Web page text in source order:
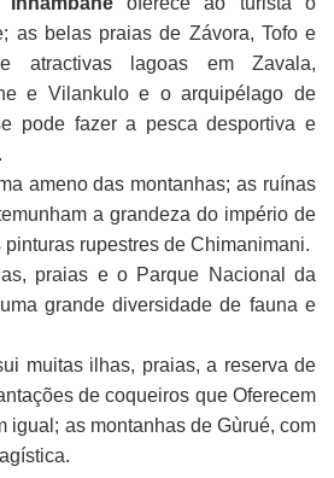
as belas praias de Závora, Tofo e
atractivas lagoas em Zavala,
e Vilankulo e o arquipélago de
pode fazer a pesca desportiva e
ameno das montanhas; as ruínas
a grandeza do império de
pinturas rupestres de Chimanimani.
praias e o Parque Nacional da
grande diversidade de fauna e
muitas ilhas, praias, a reserva de
de coqueiros que Oferecem
igual; as montanhas de Gùrué, com